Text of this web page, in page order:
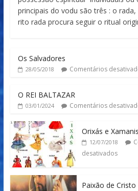
principais do vodu são três : o
rito rada procura seguir o ritual
Os Salvadores
28/05/2018 Comentários
O REI BALTAZAR
03/01/2024 Comentários
Orixás e
12/07/2018
desativados
Paixão de Cristo